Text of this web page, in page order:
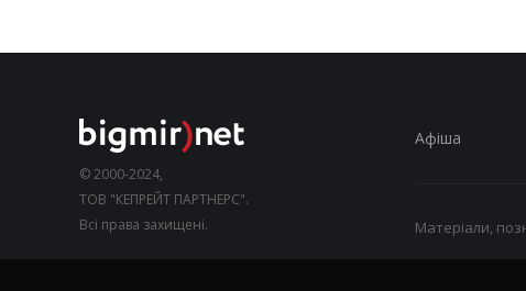
© 2000-2024,
ТОВ "КЕПРЕЙТ ПАРТНЕРС".
Всі права захищені.
Афіша
Матеріали,